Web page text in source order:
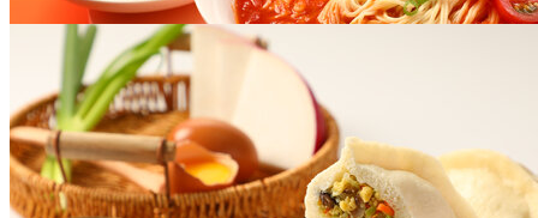
番茄面￥47